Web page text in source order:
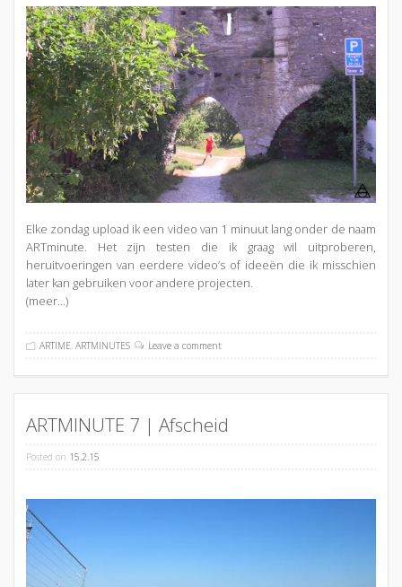
Elke zondag upload ik een video van 1 minuut lang onder de naam
ARTminute. Het zijn testen die ik graag wil uitproberen,
heruitvoeringen van eerdere video’s of ideeën die ik misschien
later kan gebruiken voor andere projecten.
(meer…)
ARTIME ARTMINUTES Leave a comment
ARTMINUTE 7 | Afscheid
Posted on 15.2.15